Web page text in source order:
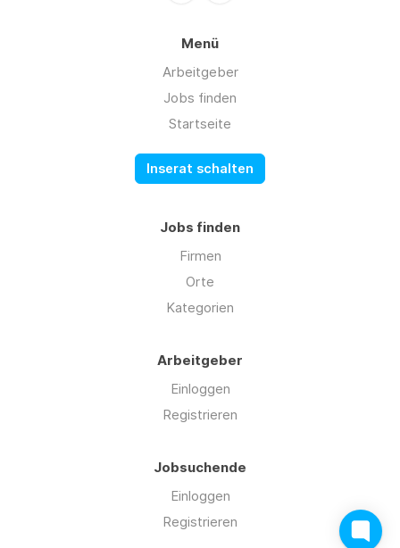
Menü
Arbeitgeber
Jobs finden
Startseite
Inserat schalten
Jobs finden
Firmen
Orte
Kategorien
Arbeitgeber
Einloggen
Registrieren
Jobsuchende
Einloggen
Registrieren